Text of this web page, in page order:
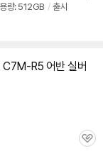
용량: 512GB / 출시
R5 어반 실버
관